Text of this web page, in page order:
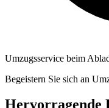
Umzugsservice beim
Begeistern Sie sich an
Hervorragende